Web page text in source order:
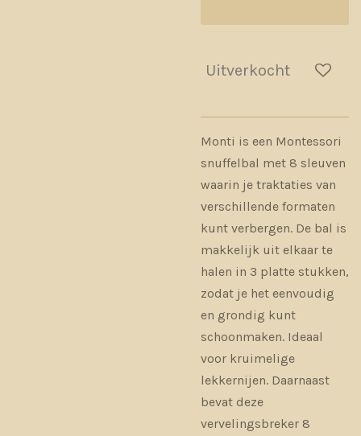
Uitverkocht
Monti is een Montessori
snuffelbal met 8 sleuven
waarin je traktaties van
verschillende formaten
kunt verbergen. De bal is
makkelijk uit elkaar te
halen in 3 platte stukken,
zodat je het eenvoudig
en grondig kunt
schoonmaken. Ideaal
voor kruimelige
lekkernijen. Daarnaast
bevat deze
vervelingsbreker 8